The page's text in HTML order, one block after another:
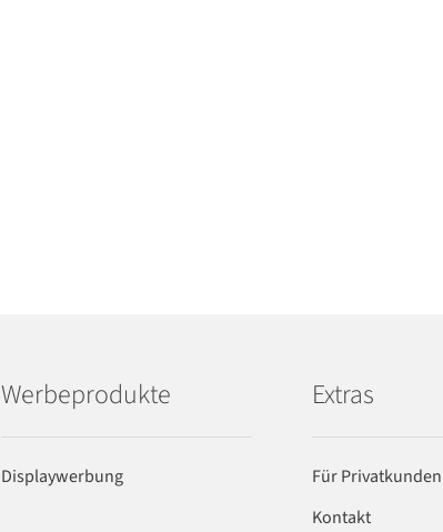
Werbeprodukte
Displaywerbung
Extras
Für Privatkunden
Kontakt